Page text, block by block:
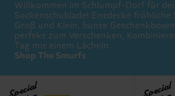
Willkommen im Schlumpf-Dorf für
Sockenschublade! Entdecke
Groß und Klein, bunte
perfekt zum Verschenken,
Tag mit einem Lächeln.
Shop The Smurfs
Special Special